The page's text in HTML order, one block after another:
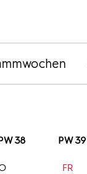
38 PW 39
FR